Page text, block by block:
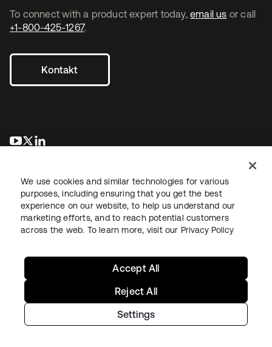
To connect with a product expert today, email us or call
+1-800-425-1267.
Kontakt
wird in einer neuen Registerkarte geöffnet
wird in einer neuen Registerkarte geöffnet
RechtDatenschutzrichtlinieNutzungsbedingungenSicherheit
Copyright © 2026 Okta. Alle Rechte vorbehalten.
We use cookies and similar technologies for various
purposes, including ensuring that you get the best
experience on our website, to help us understand our
marketing efforts, and to reach potential customers
across the web. To learn more, visit our Privacy Policy
Settings
Reject All
Accept All